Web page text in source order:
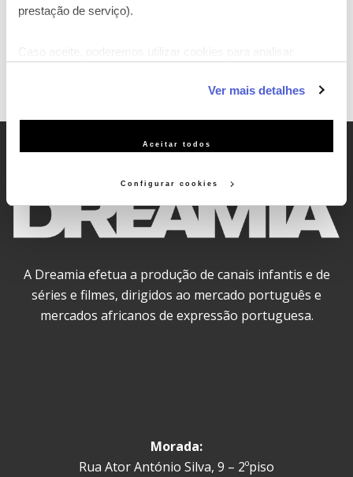
prestação de serviço).
serviço às suas preferências e apresentar-lhe
publicidade personalizada). Pode gerir a utilização dos
Ver mais detalhes
Aceitar todos
Configurar cookies
A Dreamia efetua a produção de canais infantis e de
séries e filmes, dirigidos ao mercado português e
mercados africanos de expressão portuguesa.
Morada:
Rua Ator António Silva, 9 – 2ºpiso